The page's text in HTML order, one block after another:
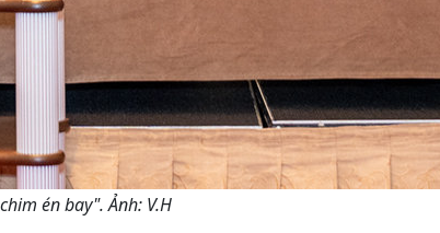
én bay". Ảnh: V.H